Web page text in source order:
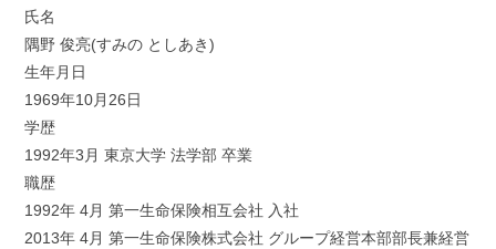
氏名
隅野 俊亮(すみの としあき)
生年月日
1969年10月26日
学歴
1992年3月 東京大学 法学部 卒業
職歴
1992年 4月 第一生命保険相互会社 入社
2013年 4月 第一生命保険株式会社 グループ経営本部部長兼経営